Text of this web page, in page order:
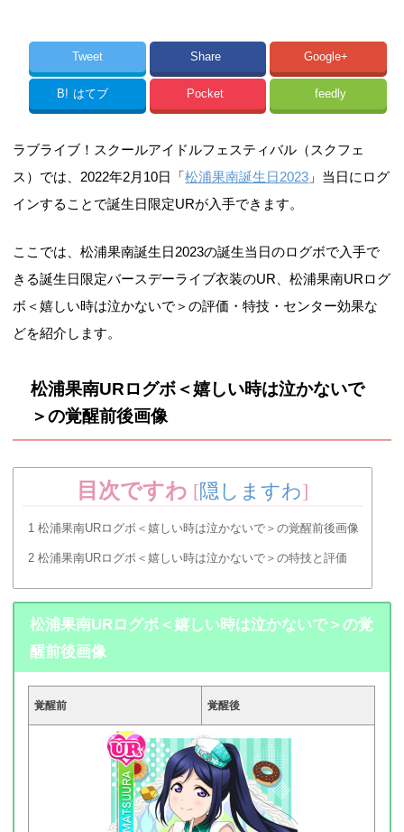
Tweet Share Google+
B! はてブ Pocket feedly
ラブライブ！スクールアイドルフェスティバル（スクフェ
ス）では、2022年2月10日「松浦果南誕生日2023 」当日にログ
インすることで誕生日限定URが入手できます。
ここでは、松浦果南誕生日2023の誕生当日のログボで入手で
きる誕生日限定バースデーライブ衣装のUR、松浦果南URログ
ボ＜嬉しい時は泣かないで＞の評価・特技・センター効果な
どを紹介します。
松浦果南URログボ＜嬉しい時は泣かないで
＞の覚醒前後画像
目次ですわ [隠しますわ]
1 松浦果南URログボ＜嬉しい時は泣かないで＞の覚醒前後画像
2 松浦果南URログボ＜嬉しい時は泣かないで＞の特技と評価
松浦果南URログボ＜嬉しい時は泣かないで＞の覚
醒前後画像
覚醒前 覚醒後